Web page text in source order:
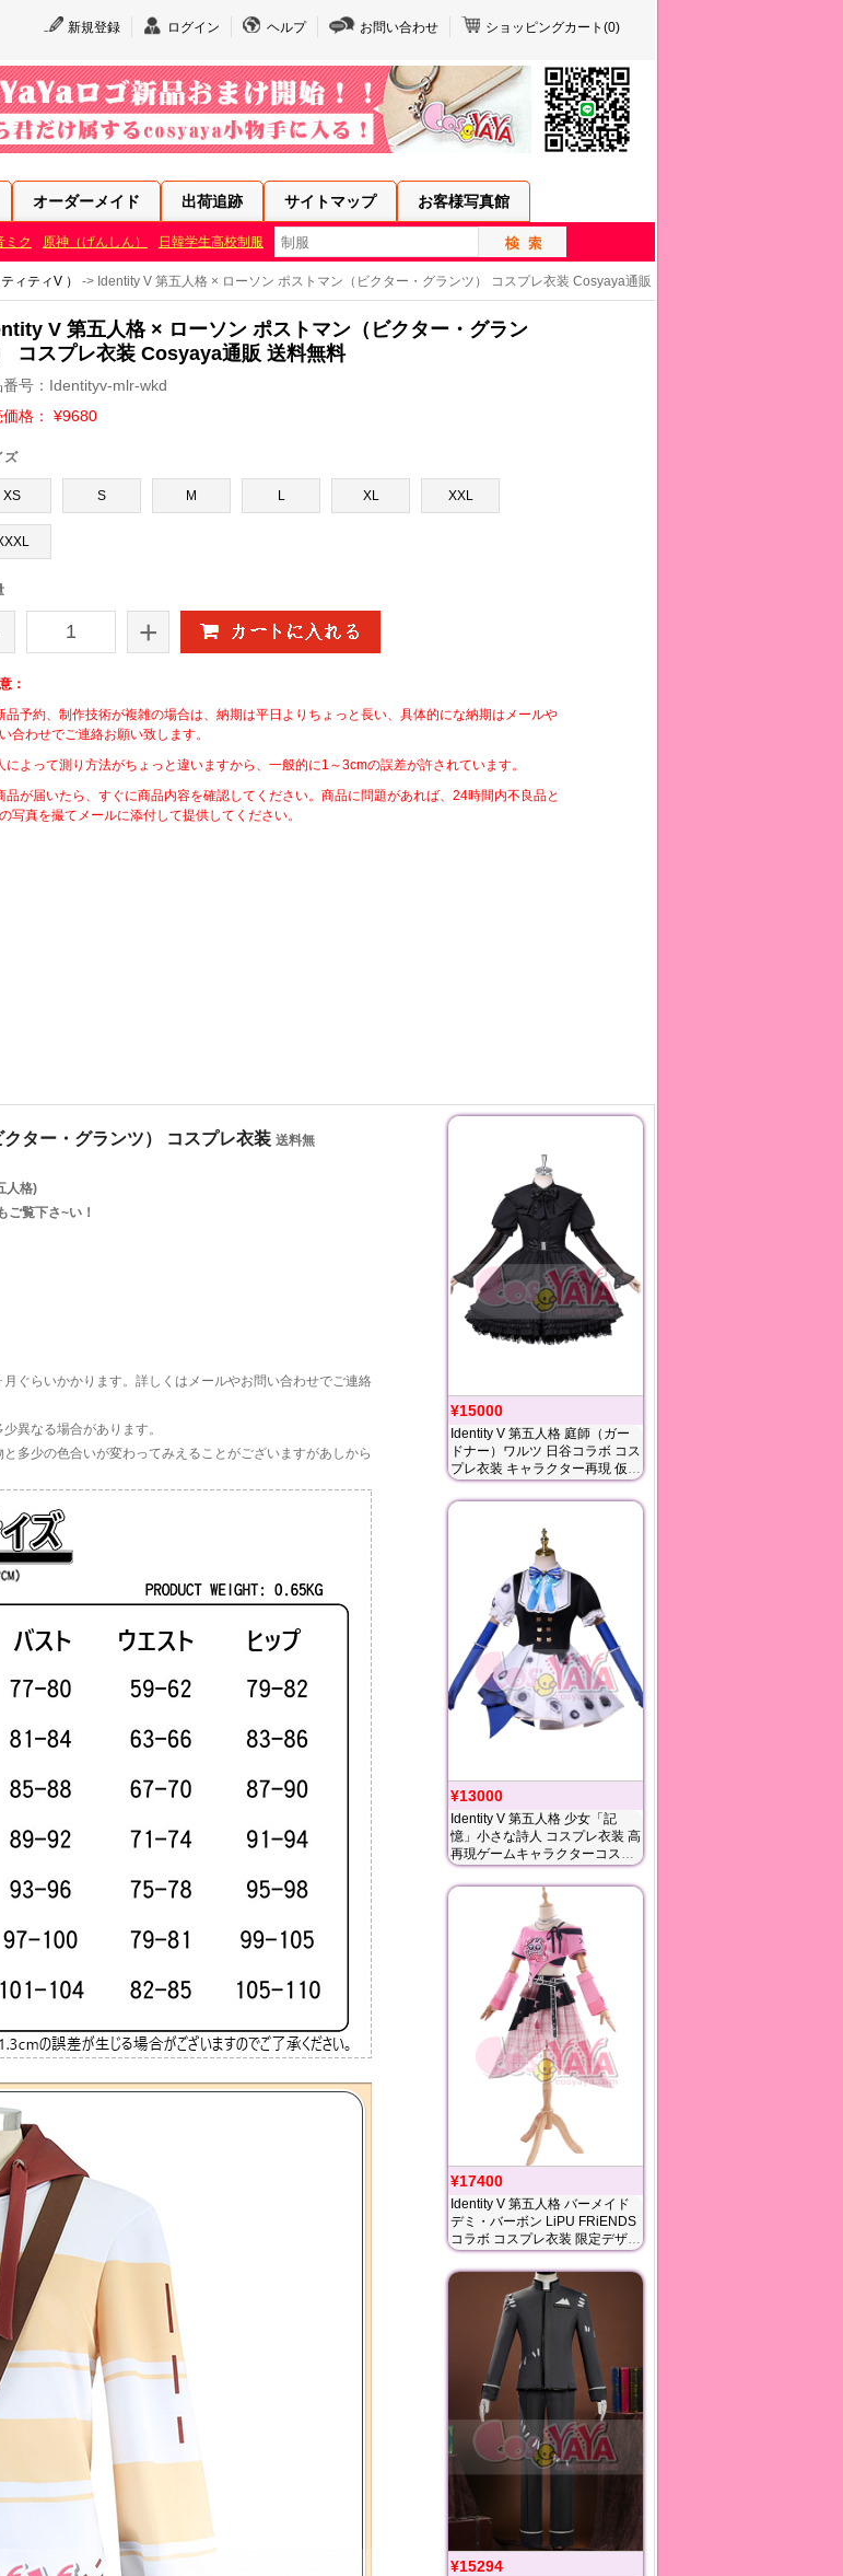
新規登録 ログイン ヘルプ お問い合わせ ショッピングカート(0)
オーダーメイド 出荷追跡 サイトマップ お客様写真館
ミク 原神（げんしん） 日韓学生高校制服
アイデンティティV ）
-> Identity V 第五人格 × ローソン ポストマン（ビクター・グランツ） コスプレ衣装 Cosyaya通販
V 第五人格 × ローソン ポストマン（ビクター・グラン
コスプレ衣装 Cosyaya通販 送料無料
番号：Identityv-mlr-wkd
価格： ¥9680
ズ
XS S M L XL XXL
+
：
品予約、制作技術が複雑の場合は、納期は平日よりちょっと長い、具体的にな納期はメールや
合わせでご連絡お願い致します。
によって測り方法がちょっと違いますから、一般的に1～3cmの誤差が許されています。
品が届いたら、すぐに商品内容を確認してください。商品に問題があれば、24時間内不良品と
写真を撮てメールに添付して提供してください。
ター・グランツ） コスプレ衣装 送料無
人格)
ご覧下さ~い！
ぐらいかかります。詳しくはメールやお問い合わせでご連絡
異なる場合があります。
多少の色合いが変わってみえることがございますがあしから
¥15000
Identity V 第五人格 庭師（ガー
ドナー）ワルツ 日谷コラボ コス
プレ衣装 キャラクター再現 仮装
コスチュームCosyaya通販 送料
無料
¥13000
Identity V 第五人格 少女「記
憶」小さな詩人 コスプレ衣装 高
再現ゲームキャラクターコスチ
ューム 仮装セットCosyaya通販
送料無料
¥17400
Identity V 第五人格 バーメイド
デミ・バーボン LiPU FRiENDS
コラボ コスプレ衣装 限定デザイ
ンをイメージしたコスチューム
Cosyaya通販 送料無料
¥15294